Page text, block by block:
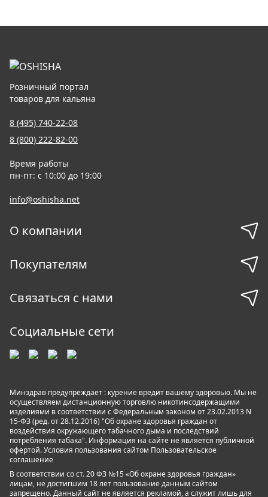
Розничный портал
товаров для кальяна
8 (495) 740-22-08
8 (800) 222-82-00
Время работы
пн-пт: с 10:00 до 19:00
info@oshisha.net
О компании
Покупателям
Связаться с нами
Социальные сети
Минздрав предупреждает : курение вредит вашему здоровью. Мы не
осуществляем дистанционную торговлю никотинсодержащими
изделиями в соответствии с Федеральным законом от 23.02.2013 N
15-ФЗ (ред. от 28.12.2016) "Об охране здоровья граждан от
воздействия окружающего табачного дыма и последствий
потребления табака". Информация на сайте не является публичной
офертой. Условия пользования сайтом Пользовательское
соглашение
В соответствии со ст. 20 ФЗ №15 «Об охране здоровья граждан»
лицам, не достигшим 18 лет пользование данным сайтом
запрещено. Данный сайт не является рекламой, а служит лишь для